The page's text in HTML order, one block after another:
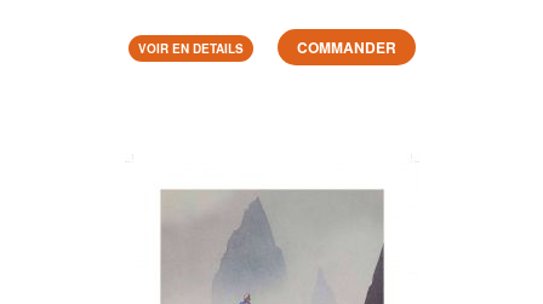
VOIR EN DETAILS COMMANDER